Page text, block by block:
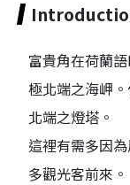
富貴角在荷蘭
極北端之海岬
北端之燈塔。
這裡有需多因
多觀光客前來。